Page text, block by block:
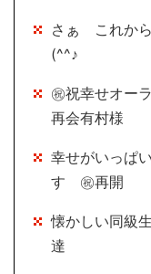
さぁ これか
(^^♪
㊗祝幸せオー
再会有村様
幸せがいっぱ
す ㊗再開
懐かしい同級
達